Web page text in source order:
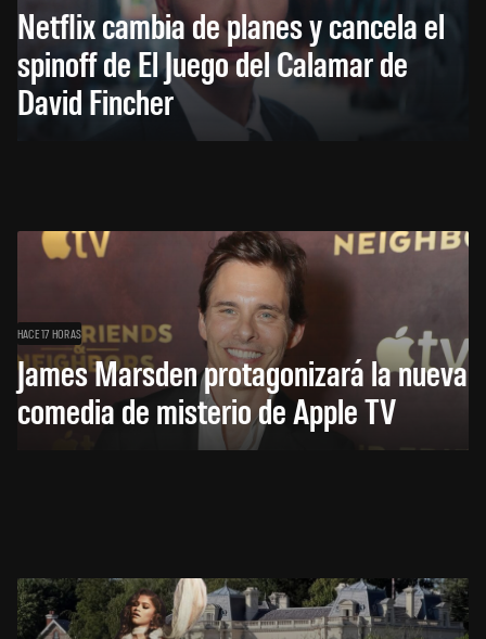
Netflix cambia de planes y cancela el
spinoff de El Juego del Calamar de
David Fincher
HACE 17 HORAS
James Marsden protagonizará la nueva
comedia de misterio de Apple TV